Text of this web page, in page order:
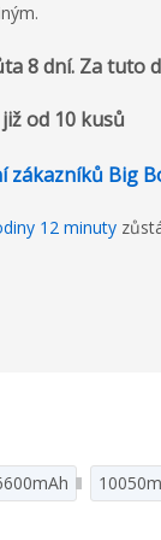
8 dní. Za tuto
od 10 kusů
zákazníků Big
12 minuty